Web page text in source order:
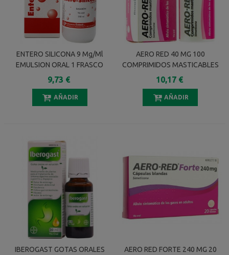
ENTERO SILICONA 9 Mg/ml
EMULSION ORAL 1 FRASCO
250 Ml
9,73 €
AÑADIR
AERO RED 40 MG 100
COMPRIMIDOS MASTICABLES
10,17 €
AÑADIR
IBEROGAST GOTAS ORALES
AERO RED FORTE 240 MG 20